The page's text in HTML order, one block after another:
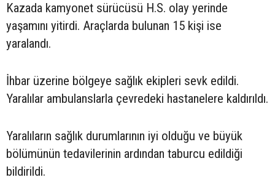
Kazada kamyonet sürücüsü H.S. olay yerinde
yaşamını yitirdi. Araçlarda bulunan 15 kişi ise
yaralandı.
İhbar üzerine bölgeye sağlık ekipleri sevk edildi.
Yaralılar ambulanslarla çevredeki hastanelere kaldırıldı.
Yaralıların sağlık durumlarının iyi olduğu ve büyük
bölümünün tedavilerinin ardından taburcu edildiği
bildirildi.